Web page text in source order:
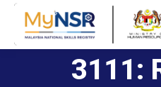
3111: